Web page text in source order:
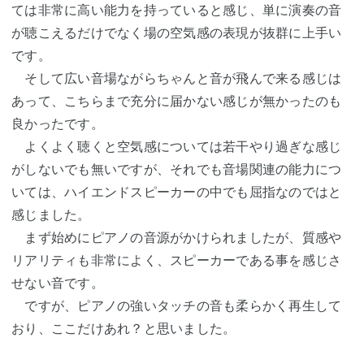
ては非常に高い能力を持っていると感じ、単に演奏の音
が聴こえるだけでなく場の空気感の表現が抜群に上手い
です。
そして広い音場ながらちゃんと音が飛んで来る感じは
あって、こちらまで充分に届かない感じが無かったのも
良かったです。
よくよく聴くと空気感については若干やり過ぎな感じ
がしないでも無いですが、それでも音場関連の能力につ
いては、ハイエンドスピーカーの中でも屈指なのではと
感じました。
まず始めにピアノの音源がかけられましたが、質感や
リアリティも非常によく、スピーカーである事を感じさ
せない音です。
ですが、ピアノの強いタッチの音も柔らかく再生して
おり、ここだけあれ？と思いました。